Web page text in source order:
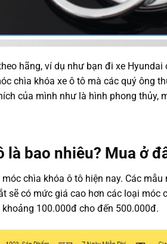
hãng, ví dụ như bạn đi xe
chìa khóa xe ô tô mà các quý ông
của mình như là hình phong thủy,
là bao nhiêu? Mua ở
chìa khóa ô tô hiện nay. Các
sẽ có mức giá cao hơn các loại móc
100.000đ cho đến 500.000đ.